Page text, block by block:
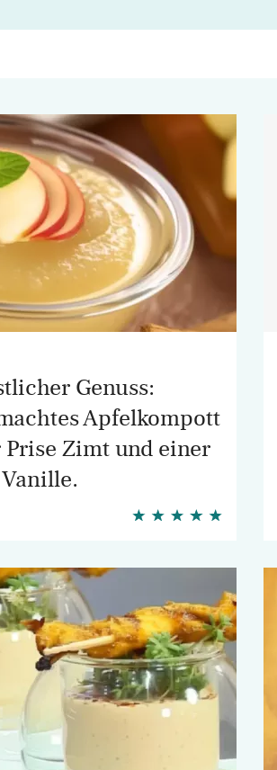
Genuss:
Apfelkompott
Zimt und einer